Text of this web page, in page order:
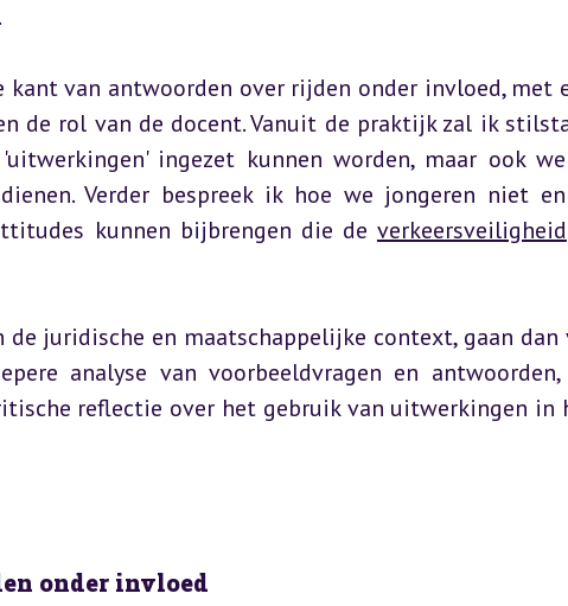
van antwoorden over rijden onder invloed, met
de rol van de docent. Vanuit de praktijk zal ik
ingezet kunnen worden, maar ook
Verder bespreek ik hoe we jongeren niet
kunnen bijbrengen die de verkeersveiligheid
juridische en maatschappelijke context, gaan dan
analyse van voorbeeldvragen en antwoorden,
reflectie over het gebruik van uitwerkingen in
onder invloed